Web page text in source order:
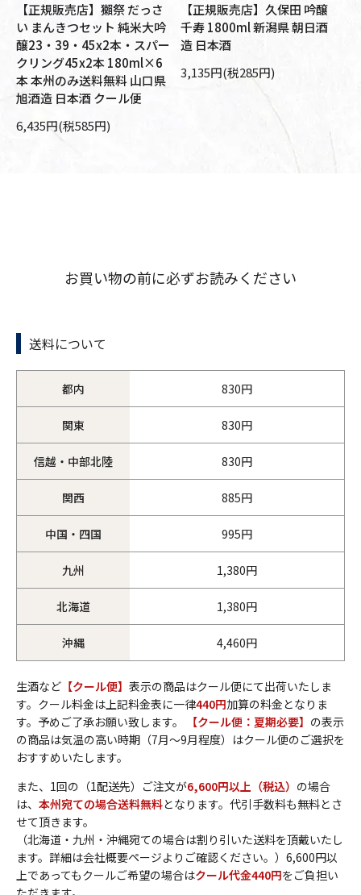
【正規販売店】獺祭 だっさ
い まんきつセット 純米大吟
醸23・39・45x2本・スパー
クリング45x2本 180ml×6
本 本州のみ送料無料 山口県
旭酒造 日本酒 クール便
6,435円(税585円)
【正規販売店】久保田 吟醸
千寿 1800ml 新潟県 朝日酒
造 日本酒
3,135円(税285円)
お買い物の前に必ずお読みください
送料について
都内 830円
関東 830円
信越・中部北陸 830円
関西 885円
中国・四国 995円
九州 1,380円
北海道 1,380円
沖縄 4,460円
生酒など 【クール便】 表示の商品はクール便にて出荷いたしま
す。クール料金は上記料金表に一律440円加算の料金となりま
す。予めご了承お願い致します。
【クール便：夏期必要】 の表示
の商品は気温の高い時期（7月～9月程度）はクール便のご選択を
おすすめいたします。
また、1回の（1配送先）ご注文が6,600円以上（税込） の場合
は、 本州宛ての場合送料無料となります。代引手数料も無料とさ
せて頂きます。
（北海道・九州・沖縄宛ての場合は割り引いた送料を頂戴いたし
ます。詳細は会社概要ページよりご確認ください。）6,600円以
上であってもクールご希望の場合はクール代金440円をご負担い